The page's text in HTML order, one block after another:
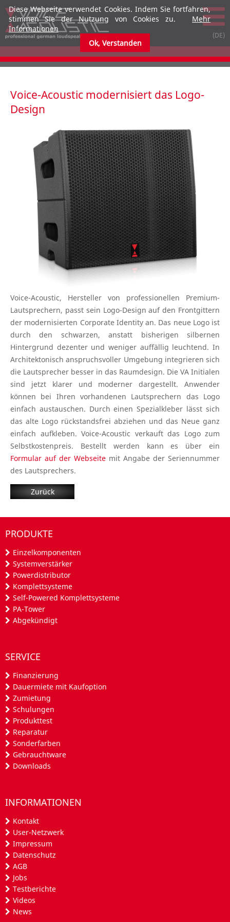
Voice-Acoustic modernisiert das Logo-
Design
Voice-Acoustic, Hersteller von professionellen Premium-
Lautsprechern, passt sein Logo-Design auf den Frontgittern
der modernisierten Corporate Identity an. Das neue Logo ist
durch den schwarzen, anstatt bisherigen silbernen
Hintergrund dezenter und weniger auffällig leuchtend. In
Architektonisch anspruchsvoller Umgebung integrieren sich
die Lautsprecher besser in das Raumdesign. Die VA Initialen
sind jetzt klarer und moderner dargestellt. Anwender
können bei Ihren vorhandenen Lautsprechern das Logo
einfach austauschen. Durch einen Spezialkleber lässt sich
das alte Logo rückstandsfrei abziehen und das Neue ganz
einfach aufkleben. Voice-Acoustic verkauft das Logo zum
Selbstkostenpreis. Bestellt werden kann es über ein
Formular auf der Webseite mit Angabe der Seriennummer
des Lautsprechers.
Zurück
PRODUKTE
Einzelkomponenten
Systemverstärker
Powerdistributor
Komplettsysteme
Self-Powered Komplettsysteme
PA-Tower
Abgekündigt
SERVICE
Finanzierung
Dauermiete mit Kaufoption
Zumietung
Schulungen
Produkttest
Reparatur
Sonderfarben
Gebrauchtware
Downloads
INFORMATIONEN
Kontakt
User-Netzwerk
Impressum
Datenschutz
AGB
Jobs
Testberichte
Videos
News
Diese Webseite verwendet Cookies. Indem Sie fortfahren,
stimmen Sie der Nutzung von Cookies zu.
Mehr
Informationen
Ok, Verstanden